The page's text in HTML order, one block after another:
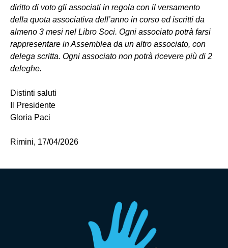
diritto di voto gli associati in regola con il versamento
della quota associativa dell’anno in corso ed iscritti da
almeno 3 mesi nel Libro Soci. Ogni associato potrà farsi
rappresentare in Assemblea da un altro associato, con
delega scritta. Ogni associato non potrà ricevere più di 2
deleghe.
Distinti saluti
Il Presidente
Gloria Paci
Rimini, 17/04/2026